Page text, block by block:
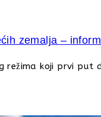
zemalja –
režima koji prvi